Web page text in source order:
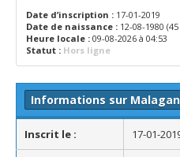
Date d’inscription : 17-01-2019
Date de naissance : 12-08-1980
Heure locale : 09-08-2026 à 04:53
Statut : Hors ligne
Informations sur Malagan
Inscrit le : 17-01-